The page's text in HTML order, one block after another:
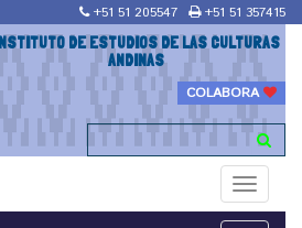
+51 51 205547 +51 51 357415
INSTITUTO DE ESTUDIOS DE LAS CULTURAS
ANDINAS
COLABORA
Toggle